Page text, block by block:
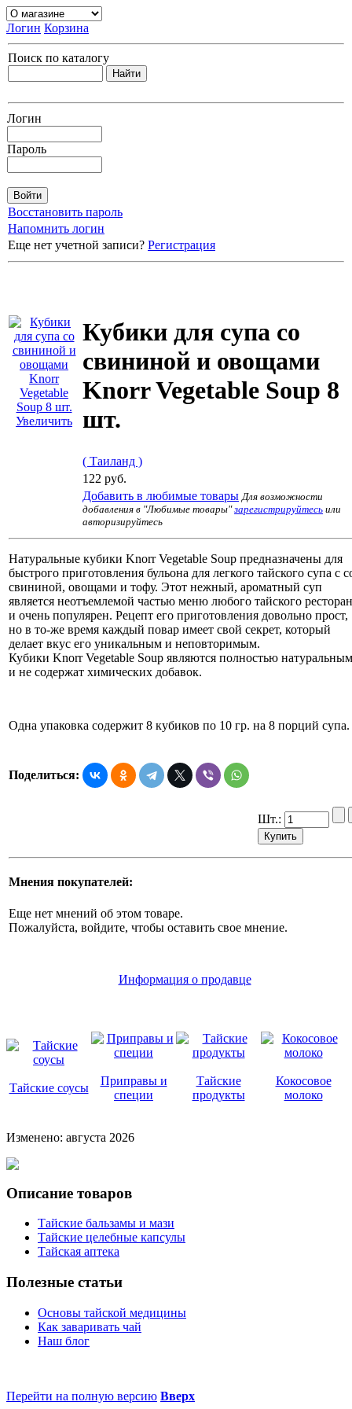
Логин Корзина
Поиск по каталогу
Логин
Пароль
Восстановить пароль
Напомнить логин
Еще нет учетной записи? Регистрация
Увеличить
Кубики для супа со
свининой и овощами
Knorr Vegetable Soup 8
шт.
( Таиланд )
122 руб.
Добавить в любимые товары Для возможности
добавления в "Любимые товары"зарегистрируйтесь или
авторизируйтесь
Натуральные кубики Knorr Vegetable Soup предназначены для
быстрого приготовления бульона для легкого тайского супа с
свининой, овощами и тофу. Этот нежный, ароматный суп
является неотъемлемой частью меню любого тайского
и очень популярен. Рецепт его приготовления довольно прост,
но в то-же время каждый повар имеет свой секрет, который
делает вкус его уникальным и неповторимым.
Кубики Knorr Vegetable Soup являются полностью
и не содержат химических добавок.
Одна упаковка содержит 8 кубиков по 10 гр. на 8 порций супа.
Поделиться:
Шт.:
Мнения покупателей:
Еще нет мнений об этом товаре.
Пожалуйста, войдите, чтобы оставить свое мнение.
Информация о продавце
Тайские соусы
Приправы и
специи
Тайские
продукты
Кокосовое
молоко
Изменено: августа 2026
Описание товаров
Тайские бальзамы и мази
Тайские целебные капсулы
Тайская аптека
Полезные статьи
Основы тайской медицины
Как заваривать чай
Наш блог
Перейти на полную версию Вверх